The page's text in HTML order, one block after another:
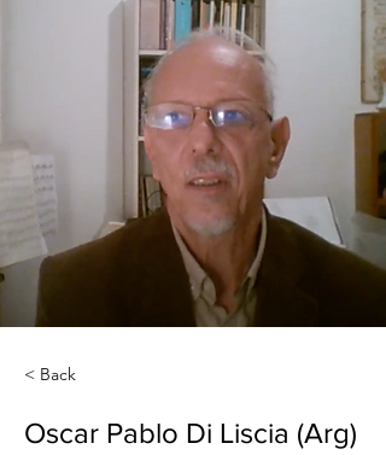
< Back
Oscar Pablo Di Liscia (Arg)